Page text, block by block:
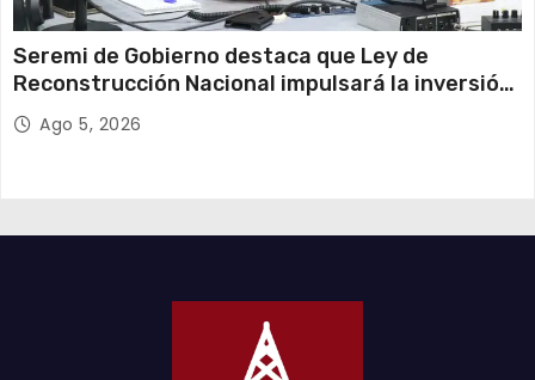
Seremi de Gobierno destaca que Ley de
Reconstrucción Nacional impulsará la inversión
y el empleo en Tarapacá
Ago 5, 2026